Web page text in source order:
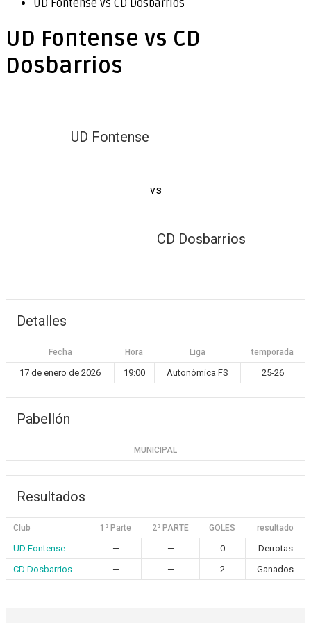
UD Fontense vs CD Dosbarrios
UD Fontense vs CD
Dosbarrios
UD Fontense
vs
CD Dosbarrios
Detalles
Fecha Hora Liga temporada
17 de enero de 2026 19:00 Autonómica FS 25-26
Pabellón
MUNICIPAL
Resultados
Club 1ª Parte 2ª PARTE GOLES resultado
UD Fontense — — 0
Derrotas
CD Dosbarrios
— — 2 Ganados